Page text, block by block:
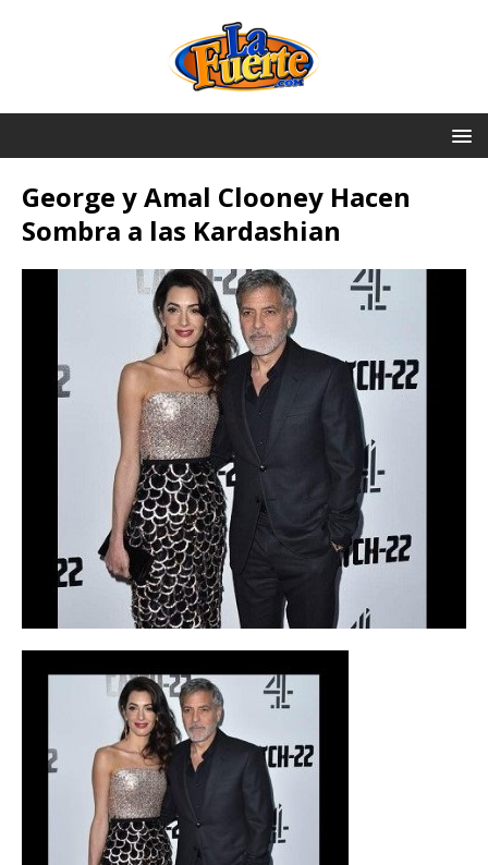
George y Amal Clooney Hacen
Sombra a las Kardashian